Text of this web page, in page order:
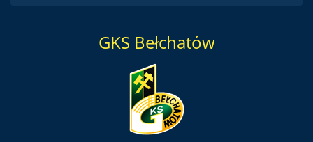
GKS Bełchatów